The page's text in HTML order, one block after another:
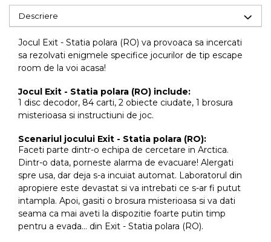
Descriere
Jocul Exit - Statia polara (RO) va provoaca sa incercati
sa rezolvati enigmele specifice jocurilor de tip escape
room de la voi acasa!
Jocul Exit - Statia polara (RO) include:
1 disc decodor, 84 carti, 2 obiecte ciudate, 1 brosura
misterioasa si instructiuni de joc.
Scenariul jocului Exit - Statia polara (RO):
Faceti parte dintr-o echipa de cercetare in Arctica.
Dintr-o data, porneste alarma de evacuare! Alergati
spre usa, dar deja s-a incuiat automat. Laboratorul din
apropiere este devastat si va intrebati ce s-ar fi putut
intampla. Apoi, gasiti o brosura misterioasa si va dati
seama ca mai aveti la dispozitie foarte putin timp
pentru a evada… din Exit - Statia polara (RO).